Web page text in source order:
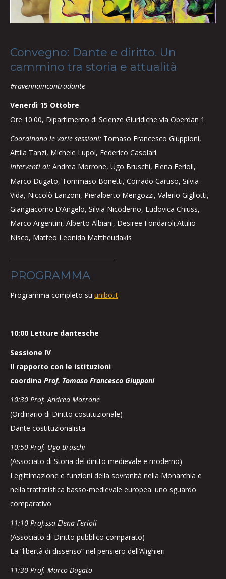
Convegno: Dante e diritto. Un
cammino tra storia e attualità
#ravennaincontradante
Venerdì 15 Ottobre
Ore 10.00, Dipartimento di Scienze Giuridiche via Oberdan 1
Coordinano le varie sessioni: Tomaso Francesco Giuppioni,
Attila Tanzi, Michele Lupoi, Federico Casolari
Interventi di: Andrea Morrone, Ugo Bruschi, Elena Ferioli,
Marco Dugato, Tommaso Bonetti, Corrado Caruso, Silvia
Vida, Niccolò Lanzoni, Pieralberto Mengozzi, Valerio Gigliotti,
Giangiacomo D’Angelo, Silvia Nicodemo, Ludovica Chiuss,
Marco Argentini, Alberto Albiani, Desiree Fondaroli,Attilio
Nisco, Matteo Leonida Mattheudakis
PROGRAMMA
Programma completo su unibo.it
10:00 Letture dantesche
Sessione IV
Il rapporto con le istituzioni
coordina Prof. Tomaso Francesco Giupponi
10:30 Prof. Andrea Morrone
(Ordinario di Diritto costituzionale)
Dante costituzionalista
10:50 Prof. Ugo Bruschi
(Associato di Storia del diritto medievale e moderno)
Legittimazione e funzioni della sovranità nella Monarchia e
nella trattatistica basso-medievale europea: uno sguardo
comparativo
11:10 Prof.ssa Elena Ferioli
(Associato di Diritto pubblico comparato)
La “libertà di dissenso” nel pensiero dell’Alighieri
11:30 Prof. Marco Dugato